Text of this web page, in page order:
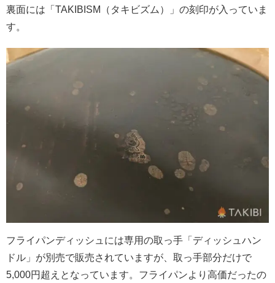
裏面には「TAKIBISM（タキビズム）」の刻印が入っていま
す。
フライパンディッシュには専用の取っ手「ディッシュハン
ドル」が別売で販売されていますが、取っ手部分だけで
5,000円超えとなっています。フライパンより高価だったの